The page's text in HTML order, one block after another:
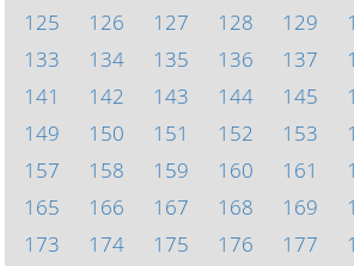
125
126 127 128 129
133
134 135 136 137
141
142 143 144 145
149
150 151 152 153
157
158 159 160 161
165
166 167 168 169
173
174 175 176 177